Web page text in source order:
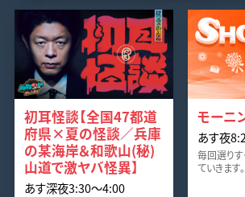
初耳怪談【全国47都道
府県×夏の怪談／兵庫
の某海岸＆和歌山(秘)
山道で激ヤバ怪異】
あす深夜3:30〜4:00
モーニ
あす夜
毎回選り
ていきます